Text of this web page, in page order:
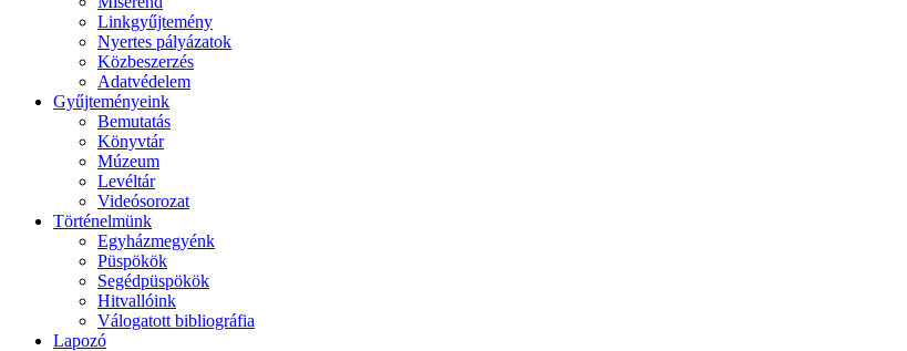
Linkgyűjtemény
Nyertes pályázatok
Közbeszerzés
Adatvédelem
Gyűjteményeink
Bemutatás
Könyvtár
Múzeum
Levéltár
Videósorozat
Történelmünk
Egyházmegyénk
Püspökök
Segédpüspökök
Hitvallóink
Válogatott bibliográfia
Lapozó